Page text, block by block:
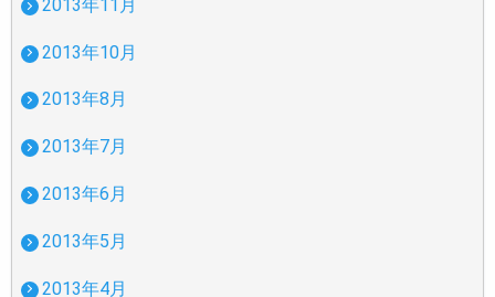
2013年11月
2013年10月
2013年8月
2013年7月
2013年6月
2013年5月
2013年4月